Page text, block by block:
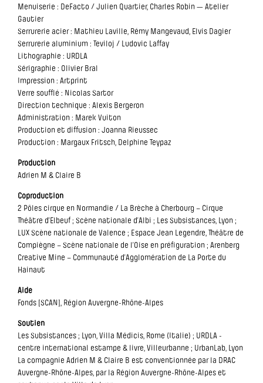
Menuiserie : DeFacto / Julien Quartier, Charles Robin — Atelier
Gautier
Serrurerie acier : Mathieu Laville, Rémy Mangevaud, Elvis Dagier
Serrurerie aluminium : Teviloj / Ludovic Laffay
Lithographie : URDLA
Sérigraphie : Olivier Bral
Impression : Artprint
Verre soufflé : Nicolas Sartor
Direction technique : Alexis Bergeron
Administration : Marek Vuiton
Production et diffusion : Joanna Rieussec
Production : Margaux Fritsch, Delphine Teypaz
Production
Adrien M & Claire B
Coproduction
2 Pôles cirque en Normandie / La Brèche à Cherbourg – Cirque
Théâtre d’Elbeuf ; Scène nationale d’Albi ; Les Subsistances, Lyon ;
LUX Scène nationale de Valence ; Espace Jean Legendre, Théâtre de
Compiègne – Scène nationale de l’Oise en préfiguration ; Arenberg
Creative Mine – Communauté d’Agglomération de La Porte du
Hainaut
Aide
Fonds [SCAN], Région Auvergne-Rhône-Alpes
Soutien
Les Subsistances ; Lyon, Villa Médicis, Rome (Italie) ; URDLA -
centre international estampe & livre, Villeurbanne ; UrbanLab, Lyon
La compagnie Adrien M & Claire B est conventionnée par la DRAC
Auvergne-Rhône-Alpes, par la Région Auvergne-Rhône-Alpes et